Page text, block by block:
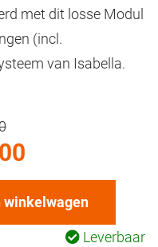
met dit losse Modul
(incl.
van Isabella.
winkelwagen
Leverbaar